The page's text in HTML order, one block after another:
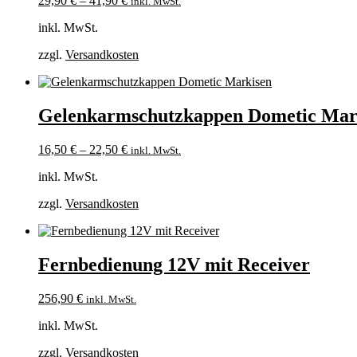
inkl. MwSt.
zzgl. Versandkosten
Gelenkarmschutzkappen Dometic
16,50 € – 22,50 € inkl. MwSt.
inkl. MwSt.
zzgl. Versandkosten
Fernbedienung 12V mit Receiver
256,90 € inkl. MwSt.
inkl. MwSt.
zzgl. Versandkosten